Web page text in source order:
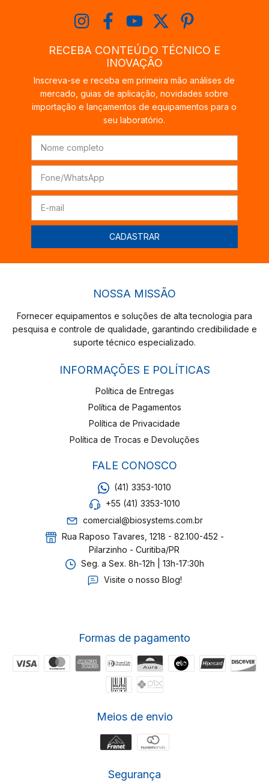
RECEBA CONTEÚDO TÉCNICO E
INOVAÇÃO
Inscreva-se e receba em primeira mão análises de
mercado, guias de aplicação, novidades sobre
importação e lançamentos de equipamentos para o
seu laboratório.
NOSSA MISSÃO
Fornecer equipamentos e soluções de alta tecnologia para
pesquisa e controle de qualidade, garantindo credibilidade e
suporte técnico especializado.
INFORMAÇÕES E POLÍTICAS
Política de Entregas
Política de Pagamentos
Política de Privacidade
Política de Trocas e Devoluções
FALE CONOSCO
(41) 3353-1010
+55 (41) 3353-1010
comercial@biosystems.com.br
Rua Raposo Tavares, 1218 - 82.100-452 -
Pilarzinho - Curitiba/PR
Seg. a Sex. 8h-12h | 13h-17:30h
Visite o nosso Blog!
Formas de pagamento
Meios de envio
Segurança